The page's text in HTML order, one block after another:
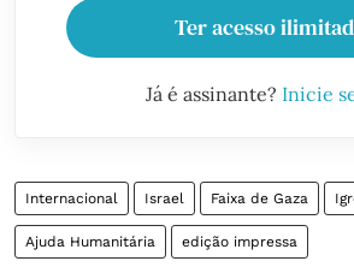
Ter acesso
Já é assinante? Inicie
Internacional Israel Faixa de Gaza
Ajuda Humanitária edição impressa